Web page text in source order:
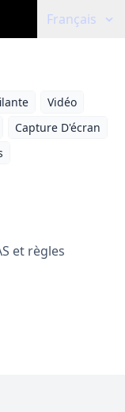
Français
Vidéo
Capture D'écran
et règles